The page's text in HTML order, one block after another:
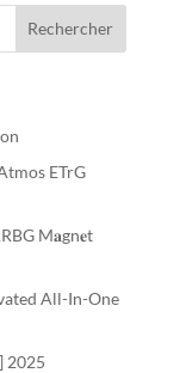
ETrG
M𝐚gn𝐞t
All-In-One
2025